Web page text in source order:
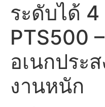
ระดับได้
PTS500 –
อเนกประ
งานหนัก